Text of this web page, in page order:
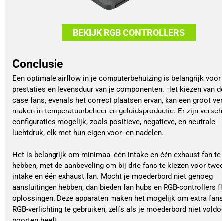
BEKIJK RGB CONTROLLERS
Conclusie
Een optimale airflow in je computerbehuizing is belangrijk voor
prestaties en levensduur van je componenten. Het kiezen van
case fans, evenals het correct plaatsen ervan, kan een groot
maken in temperatuurbeheer en geluidsproductie. Er zijn
configuraties mogelijk, zoals positieve, negatieve, en neutrale
luchtdruk, elk met hun eigen voor- en nadelen.
Het is belangrijk om minimaal één intake en één exhaust fan te
hebben, met de aanbeveling om bij drie fans te kiezen voor
intake en één exhaust fan. Mocht je moederbord niet genoeg
aansluitingen hebben, dan bieden fan hubs en RGB-controllers
oplossingen. Deze apparaten maken het mogelijk om extra
RGB-verlichting te gebruiken, zelfs als je moederbord niet